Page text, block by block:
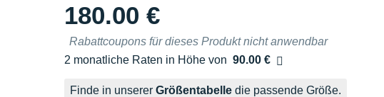
180.00 €
Rabattcoupons für dieses Produkt nicht anwendbar
2 monatliche Raten in Höhe von 90.00 €
Ohne Zusatzkosten
Finde in unserer Größentabelle die passende Größe.